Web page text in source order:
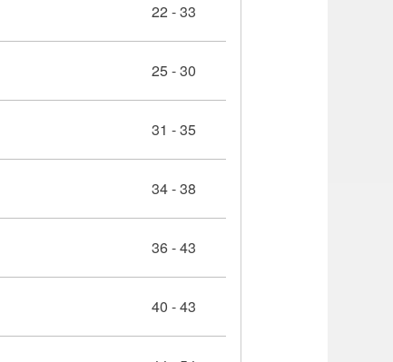
22 - 33
25 - 30
31 - 35
34 - 38
36 - 43
40 - 43